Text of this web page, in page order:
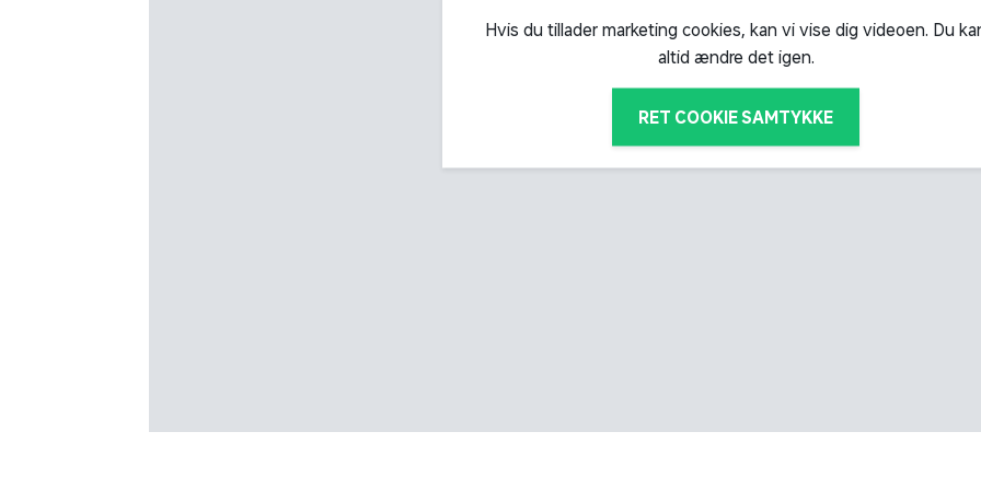
Hvis du tillader marketing cookies, kan vi vise dig videoen. Du
altid ændre det igen.
RET COOKIE SAMTYKKE